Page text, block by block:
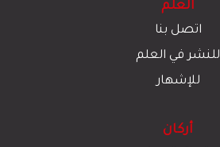
العلم
اتصل بنا
للنشر في العلم
للإشهار
أركان